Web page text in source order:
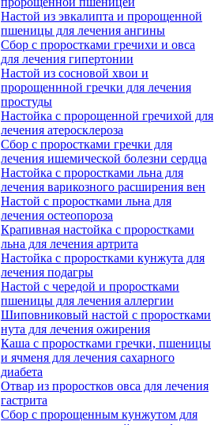
Настой из эвкалипта и пророщенной
пшеницы для лечения ангины
Сбор с проростками гречихи и овса
для лечения гипертонии
Настой из сосновой хвои и
пророщеннной гречки для лечения
простуды
Настойка с пророщенной гречихой для
лечения атеросклероза
Сбор с проростками гречки для
лечения ишемической болезни сердца
Настойка с проростками льна для
лечения варикозного расширения вен
Настой с проростками льна для
лечения остеопороза
Крапивная настойка с проростками
льна для лечения артрита
Настойка с проростками кунжута для
лечения подагры
Настой с чередой и проростками
пшеницы для лечения аллергии
Шиповниковый настой с проростками
нута для лечения ожирения
Каша с проростками гречки, пшеницы
и ячменя для лечения сахарного
диабета
Отвар из проростков овса для лечения
гастрита
Сбор с пророщенным кунжутом для